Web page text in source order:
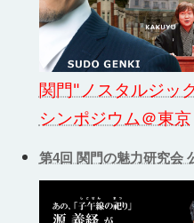
関門"ノスタルジッ
シンポジウム＠東京
第4回 関門の魅力研究会